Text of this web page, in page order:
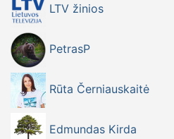
LTV žinios
PetrasP
Rūta Černiauskaitė
Edmundas Kirda